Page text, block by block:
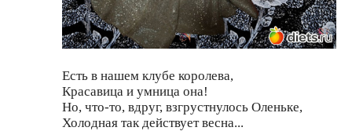
Есть в нашем клубе королева,
Красавица и умница она!
Но, что-то, вдруг, взгрустнулось Оленьке,
Холодная так действует весна...